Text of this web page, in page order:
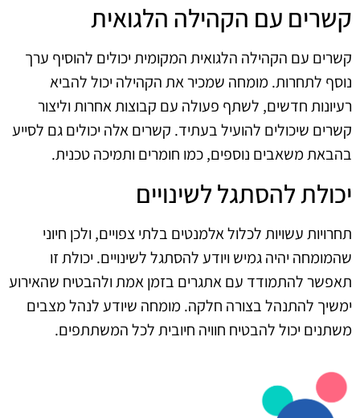
קשרים עם הקהילה הלגואית
קשרים עם הקהילה הלגואית המקומית יכולים להוסיף ערך
נוסף לתחרות. מומחה שמכיר את הקהילה יכול להביא
רעיונות חדשים, לשתף פעולה עם קבוצות אחרות וליצור
קשרים שיכולים להועיל בעתיד. קשרים אלה יכולים גם לסייע
בהבאת משאבים נוספים, כמו חומרים ותמיכה טכנית.
יכולת להסתגל לשינויים
תחרויות עשויות לכלול אלמנטים בלתי צפויים, ולכן חיוני
שהמומחה יהיה גמיש ויודע להסתגל לשינויים. יכולת זו
תאפשר להתמודד עם אתגרים בזמן אמת ולהבטיח שהאירוע
ימשיך להתנהל בצורה חלקה. מומחה שיודע לנהל מצבים
משתנים יכול להבטיח חוויה חיובית לכל המשתתפים.